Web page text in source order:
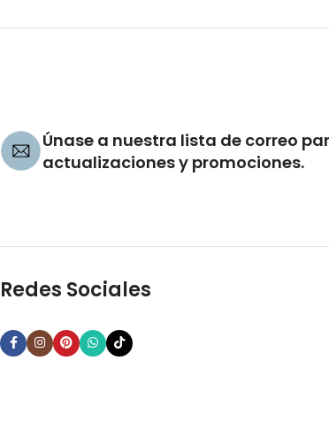
Únase a nuestra lista de correo
actualizaciones y promociones.
Redes Sociales